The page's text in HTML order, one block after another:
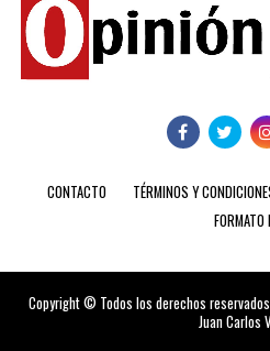
CONTACTO TÉRMINOS Y
FORMATO
Copyright © Todos los derechos
Juan Carlos